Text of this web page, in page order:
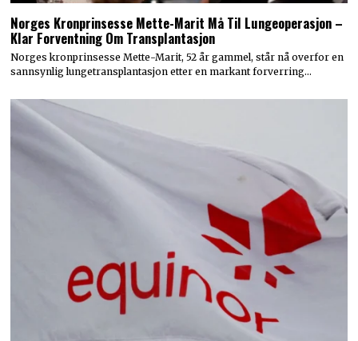
Norges Kronprinsesse Mette-Marit Må Til Lungeoperasjon –
Klar Forventning Om Transplantasjon
Norges kronprinsesse Mette-Marit, 52 år gammel, står nå overfor en
sannsynlig lungetransplantasjon etter en markant forverring…